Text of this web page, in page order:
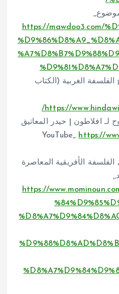
https://mawdoo3.com/
الغربية (الكتاب
https://
لـ افلاطون | حيدر المعاتيق
https://
الأفريقية المعاصرة
https://